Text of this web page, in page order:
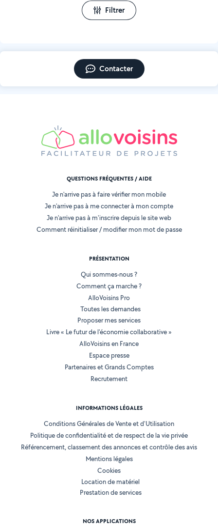
Filtrer
Contacter
QUESTIONS FRÉQUENTES / AIDE
Je n'arrive pas à faire vérifier mon mobile
Je n'arrive pas à me connecter à mon compte
Je n'arrive pas à m'inscrire depuis le site web
Comment réinitialiser / modifier mon mot de passe
PRÉSENTATION
Qui sommes-nous ?
Comment ça marche ?
AlloVoisins Pro
Toutes les demandes
Proposer mes services
Livre « Le futur de l'économie collaborative »
AlloVoisins en France
Espace presse
Partenaires et Grands Comptes
Recrutement
INFORMATIONS LÉGALES
Conditions Générales de Vente et d'Utilisation
Politique de confidentialité et de respect de la vie privée
Référencement, classement des annonces et contrôle des avis
Mentions légales
Cookies
Location de matériel
Prestation de services
NOS APPLICATIONS